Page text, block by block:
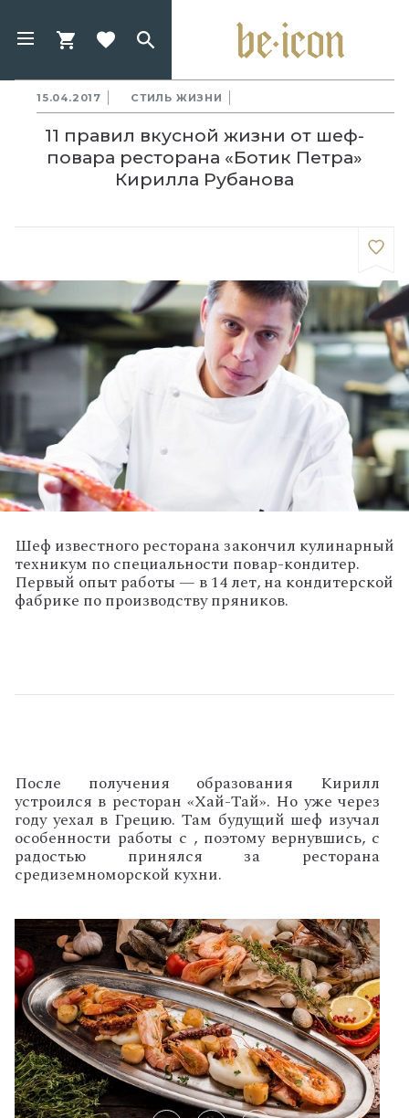
15.04.2017 СТИЛЬ ЖИЗНИ
11 правил вкусной жизни от шеф-
повара ресторана «Ботик Петра»
Кирилла Рубанова
Шеф известного ресторана закончил кулинарный
техникум по специальности повар-кондитер.
Первый опыт работы — в 14 лет, на кондитерской
фабрике по производству пряников.
После получения образования Кирилл
устроился в ресторан «Хай-Тай». Но уже через
году уехал в Грецию. Там будущий шеф изучал
особенности работы с , поэтому вернувшись, с
радостью принялся за ресторана
средиземноморской кухни.